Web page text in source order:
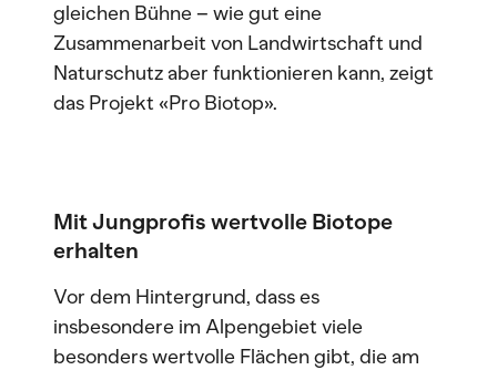
gleichen Bühne – wie gut eine
Zusammenarbeit von Landwirtschaft und
Naturschutz aber funktionieren kann, zeigt
das Projekt «Pro Biotop».
Mit Jungprofis wertvolle Biotope
erhalten
Vor dem Hintergrund, dass es
insbesondere im Alpengebiet viele
besonders wertvolle Flächen gibt, die am